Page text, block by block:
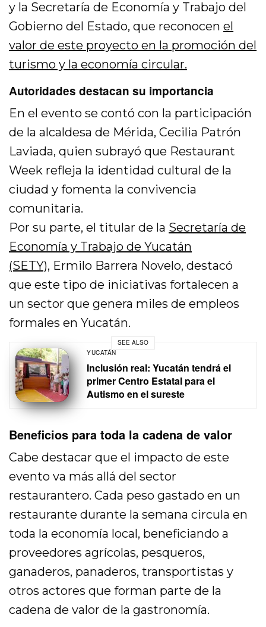
y la Secretaría de Economía y Trabajo del
Gobierno del Estado, que reconocenel
valor de este proyecto en la promoción del
turismo y la economía circular.
Autoridades destacan su importancia
En el evento se contó con la participación
de la alcaldesa de Mérida, Cecilia Patrón
Laviada, quien subrayó que Restaurant
Week refleja la identidad cultural de la
ciudad y fomenta la convivencia
comunitaria.
Por su parte, el titular de la Secretaría de
Economía y Trabajo de Yucatán
(SETY), Ermilo Barrera Novelo, destacó
que este tipo de iniciativas fortalecen a
un sector que genera miles de empleos
formales en Yucatán.
SEE ALSO
YUCATÁN
Inclusión real: Yucatán tendrá el
primer Centro Estatal para el
Autismo en el sureste
Beneficios para toda la cadena de valor
Cabe destacar que el impacto de este
evento va más allá del sector
restaurantero. Cada peso gastado en un
restaurante durante la semana circula en
toda la economía local, beneficiando a
proveedores agrícolas, pesqueros,
ganaderos, panaderos, transportistas y
otros actores que forman parte de la
cadena de valor de la gastronomía.